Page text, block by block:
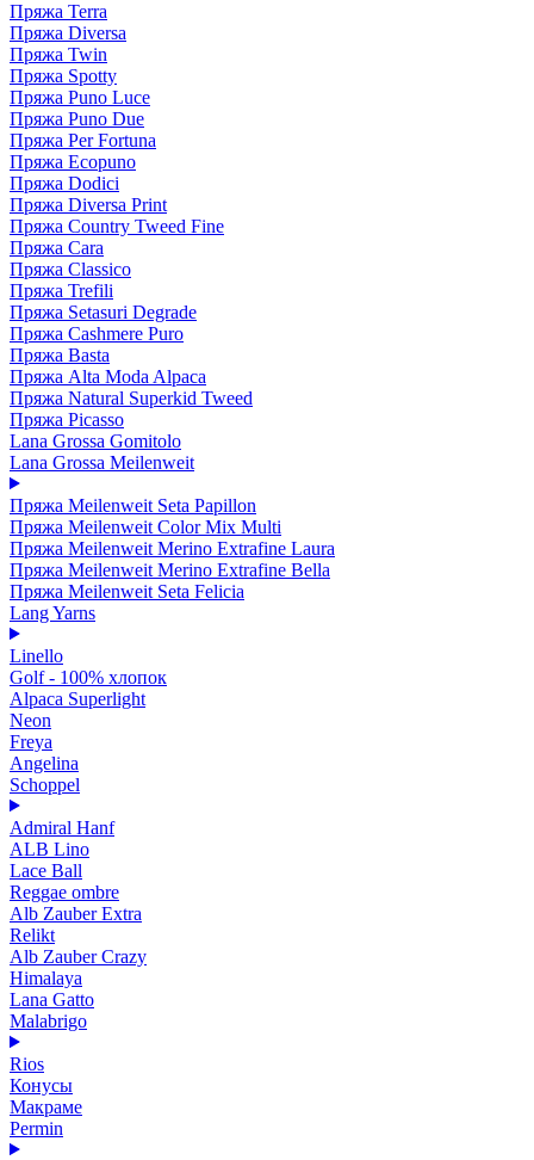
Пряжа Terra
Пряжа Diversa
Пряжа Twin
Пряжа Spotty
Пряжа Puno Luce
Пряжа Puno Due
Пряжа Per Fortuna
Пряжа Ecopuno
Пряжа Dodici
Пряжа Diversa Print
Пряжа Country Tweed Fine
Пряжа Cara
Пряжа Classico
Пряжа Trefili
Пряжа Setasuri Degrade
Пряжа Cashmere Puro
Пряжа Basta
Пряжа Alta Moda Alpaca
Пряжа Natural Superkid Tweed
Пряжа Picasso
Lana Grossa Gomitolo
Lana Grossa Meilenweit
Пряжа Meilenweit Seta Papillon
Пряжа Meilenweit Color Mix Multi
Пряжа Meilenweit Merino Extrafine Laura
Пряжа Meilenweit Merino Extrafine Bella
Пряжа Meilenweit Seta Felicia
Lang Yarns
Linello
Golf - 100% хлопок
Alpaca Superlight
Neon
Freya
Angelina
Schoppel
Admiral Hanf
ALB Lino
Lace Ball
Reggae ombre
Alb Zauber Extra
Relikt
Alb Zauber Crazy
Himalaya
Lana Gatto
Malabrigo
Rios
Конусы
Макраме
Permin